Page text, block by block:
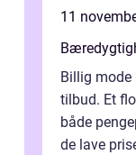
11
Billig
tilbud. Et
både
de lave